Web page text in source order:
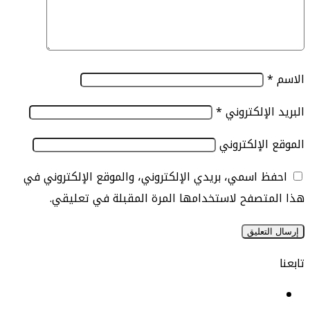
*
اسمي، بريدي الإلكتروني، والموقع الإلكتروني في
لاستخدامها المرة المقبلة في تعليقي.